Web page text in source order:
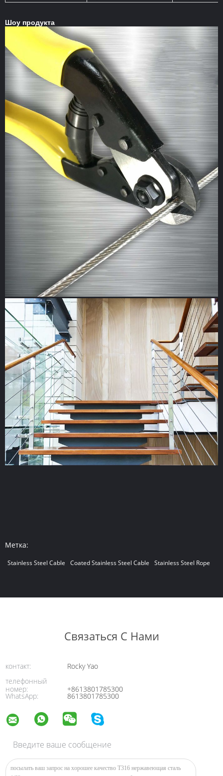
Шоу продукта
Метка:
Stainless Steel Cable Coated Stainless Steel Cable Stainless Steel Rope
Связаться С Нами
контакт:
Rocky Yao
телефонный
номер:
+8613801785300
WhatsApp: 8613801785300
Введите ваше сообщение